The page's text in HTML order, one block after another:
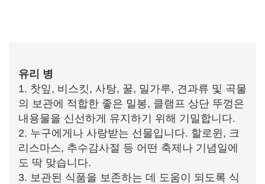
유리 병
1. 찻잎, 비스킷, 사탕, 꿀, 밀가루, 견과류 및 곡물
의 보관에 적합한 좋은 밀봉, 클램프 상단 뚜껑은
내용물을 신선하게 유지하기 위해 기밀합니다.
2. 누구에게나 사랑받는 선물입니다. 할로윈, 크
리스마스, 추수감사절 등 어떤 축제나 기념일에
도 딱 맞습니다.
3. 보관된 식품을 보존하는 데 도움이 되도록 식